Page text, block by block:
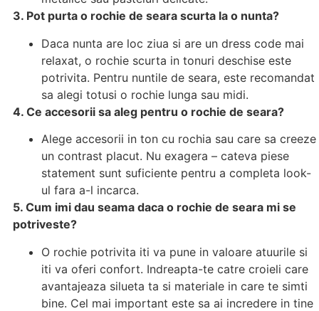
3. Pot purta o rochie de seara scurta la o nunta?
Daca nunta are loc ziua si are un dress code mai
relaxat, o rochie scurta in tonuri deschise este
potrivita. Pentru nuntile de seara, este recomandat
sa alegi totusi o rochie lunga sau midi.
4. Ce accesorii sa aleg pentru o rochie de seara?
Alege accesorii in ton cu rochia sau care sa creeze
un contrast placut. Nu exagera – cateva piese
statement sunt suficiente pentru a completa look-
ul fara a-l incarca.
5. Cum imi dau seama daca o rochie de seara mi se
potriveste?
O rochie potrivita iti va pune in valoare atuurile si
iti va oferi confort. Indreapta-te catre croieli care
avantajeaza silueta ta si materiale in care te simti
bine. Cel mai important este sa ai incredere in tine